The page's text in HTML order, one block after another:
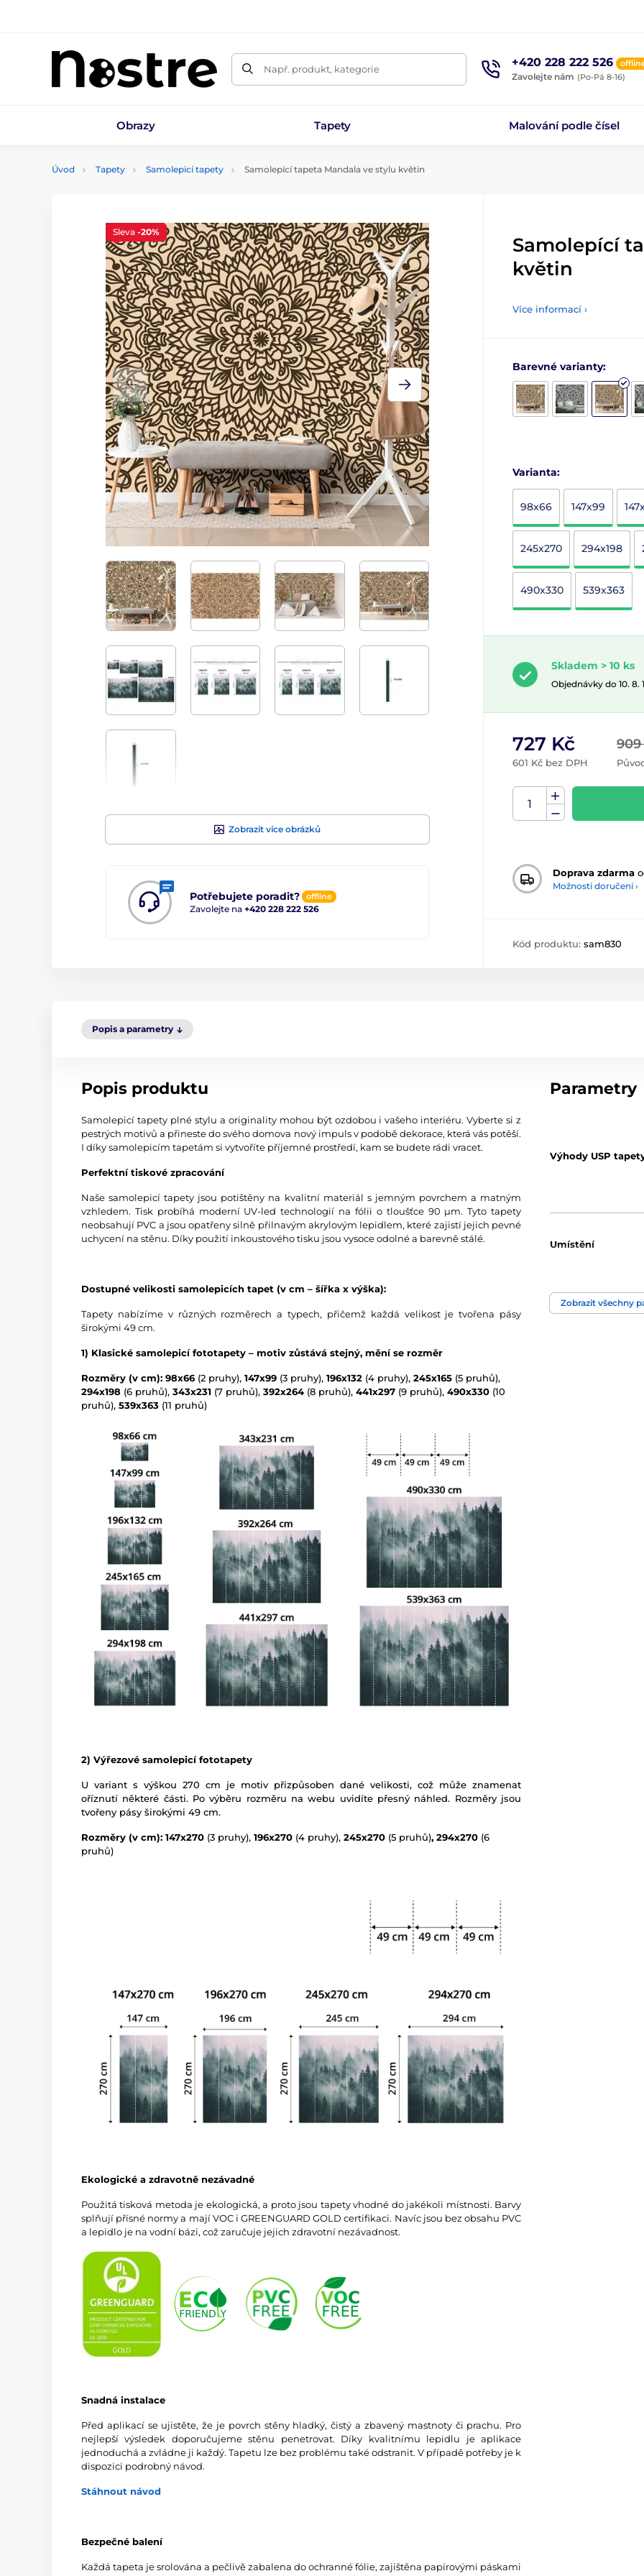
Např. produkt, kategorie +420 228 222 526
Zavolejte nám (Po-Pá 8-16)
Obrazy Tapety Malování podle čísel
Úvod Tapety Samolepicí tapety Samolepící tapeta Mandala ve stylu květin
Zobrazit více obrázků
Potřebujete poradit? offline
Zavolejte na +420 228 222 526
Sleva -20%
Samolepící
květin
Více informací ›
Barevné varianty:
Varianta:
98x66 147x99
245x270 294x198
490x330 539x363
Skladem > 10 ks
Objednávky do 10. 8.
909
727 Kč
601 Kč bez DPH
Doprava zdarma
Možnosti doručení ›
Kód produktu: sam830
Popis a parametry
Popis produktu
Samolepicí tapety plné stylu a originality mohou být ozdobou i vašeho interiéru. Vyberte si z
pestrých motivů a přineste do svého domova nový impuls v podobě dekorace, která vás potěší.
I díky samolepicím tapetám si vytvoříte příjemné prostředí, kam se budete rádi vracet.
Perfektní tiskové zpracování
Naše samolepicí tapety jsou potištěny na kvalitní materiál s jemným povrchem a matným
vzhledem. Tisk probíhá moderní UV-led technologií na fólii o tloušťce 90 µm. Tyto tapety
neobsahují PVC a jsou opatřeny silně přilnavým akrylovým lepidlem, které zajistí jejich pevné
uchycení na stěnu. Díky použití inkoustového tisku jsou vysoce odolné a barevně stálé.
Dostupné velikosti samolepicích tapet (v cm – šířka x výška):
Tapety nabízíme v různých rozměrech a typech, přičemž každá velikost je tvořena pásy
širokými 49 cm.
1) Klasické samolepicí fototapety – motiv zůstává stejný, mění se rozměr
Rozměry (v cm): 98x66 (2 pruhy), 147x99 (3 pruhy), 196x132 (4 pruhy), 245x165 (5 pruhů),
294x198 (6 pruhů), 343x231 (7 pruhů), 392x264 (8 pruhů), 441x297 (9 pruhů), 490x330 (10
pruhů), 539x363 (11 pruhů)
2) Výřezové samolepicí fototapety
U variant s výškou 270 cm je motiv přizpůsoben dané velikosti, což může znamenat
oříznutí některé části. Po výběru rozměru na webu uvidíte přesný náhled. Rozměry jsou
tvořeny pásy širokými 49 cm.
Rozměry (v cm): 147x270 (3 pruhy), 196x270 (4 pruhy), 245x270 (5 pruhů), 294x270 (6
pruhů)
Ekologické a zdravotně nezávadné
Použitá tisková metoda je ekologická, a proto jsou tapety vhodné do jakékoli místnosti. Barvy
splňují přísné normy a mají VOC i GREENGUARD GOLD certifikaci. Navíc jsou bez obsahu PVC
a lepidlo je na vodní bázi, což zaručuje jejich zdravotní nezávadnost.
Snadná instalace
Před aplikací se ujistěte, že je povrch stěny hladký, čistý a zbavený mastnoty či prachu. Pro
nejlepší výsledek doporučujeme stěnu penetrovat. Díky kvalitnímu lepidlu je aplikace
jednoduchá a zvládne ji každý. Tapetu lze bez problému také odstranit. V případě potřeby je k
dispozici podrobný návod.
Stáhnout návod
Bezpečné balení
Každá tapeta je srolována a pečlivě zabalena do ochranné fólie, zajištěna papírovými páskami
Parametry
Výhody USP
Umístění
Barva
Zobrazit všechny